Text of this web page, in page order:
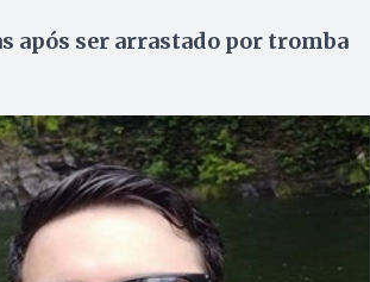
após ser arrastado por tromba